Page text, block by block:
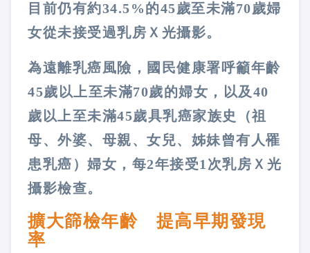
目前仍有約34.5%的45歲至未滿70歲婦
女從未接受過乳房Ｘ光攝影。
為遠離乳癌風險，國民健康署呼籲年齡
45歲以上至未滿70歲的婦女，以及40
歲以上至未滿45歲具乳癌家族史（祖
母、外婆、母親、女兒、姊妹曾有人罹
患乳癌）婦女，每2年接受1次乳房Ｘ光
攝影檢查。
擴大篩檢年齡 提高早期發現
率